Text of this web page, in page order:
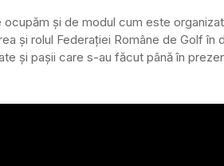
ocupăm și de modul cum este
și rolul Federației Române de Golf
și pașii care s-au făcut până în